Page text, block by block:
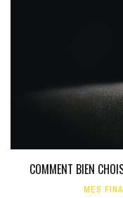
COMMENT BIEN
MES